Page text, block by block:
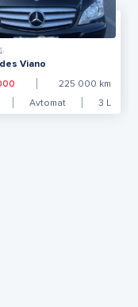
Viano
225 000 km
Avtomat 3 L